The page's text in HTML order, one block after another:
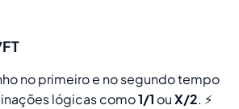
no primeiro e no segundo tempo
lógicas como1/1 ouX/2. ⚡